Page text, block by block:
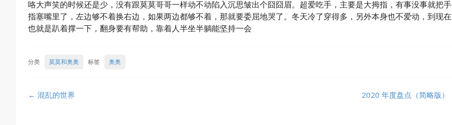
咯大声笑的时候还是少，没有跟莫莫哥哥一样动不动陷入沉思皱出个囧囧眉。超爱吃手，主要是大拇指，有事没事就把手
指塞嘴里了，左边够不着换右边，如果两边都够不着，那就要委屈地哭了。冬天冷了穿得多，另外本身也不爱动，到现在
也就是趴着撑一下，翻身要有帮助，靠着人半坐半躺能坚持一会
分类 莫莫和奥奥 标签 奥奥
Post
← 混乱的世界 2020 年度盘点（简略版）